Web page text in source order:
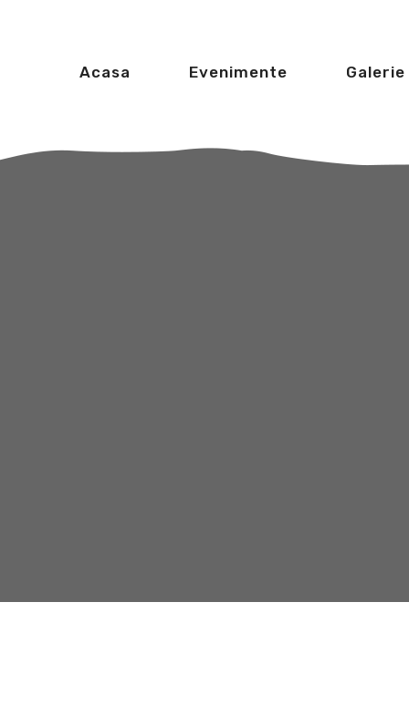
Acasa Evenimente Galerie